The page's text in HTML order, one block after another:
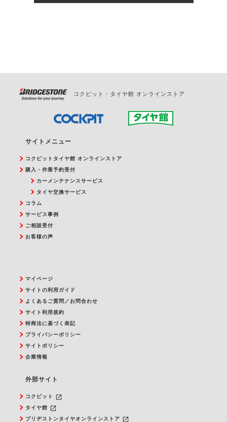
の日時変更につきましては、直接ご予約の店舗まで
コクピット・タイヤ館 オンラインストア
サイトメニュー
コクピットタイヤ館 オンラインストア
購入・作業予約受付
カーメンテナンスサービス
タイヤ交換サービス
コラム
サービス事例
ご相談受付
お客様の声
マイページ
サイトの利用ガイド
よくあるご質問／お問合わせ
サイト利用規約
特商法に基づく表記
プライバシーポリシー
サイトポリシー
企業情報
外部サイト
コクピット launch
タイヤ館 launch
ブリヂストンタイヤオンラインストア launch